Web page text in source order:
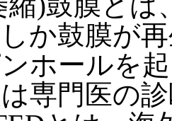
か鼓膜が
ホールを
専門医の